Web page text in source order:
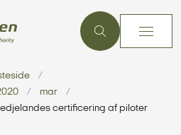
mar
certificering af piloter